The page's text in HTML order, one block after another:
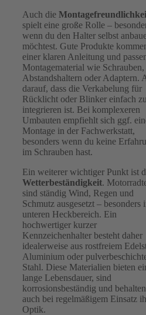
Auch die
spielt eine große Rolle –
wenn du den Halter selbst
möchtest. Gute Produkte
einer klaren Anleitung und
Montagematerial wie Schrauben,
Abstandshaltern oder Adaptern.
darauf, dass die Verkabelung für
Rücklicht oder Blinker einfach zu
integrieren ist. Bei komplexeren
Umbauten empfiehlt sich ggf.
Montage in der Fachwerkstatt,
besonders wenn du keine
im Schrauben hast.
Ein weiterer wichtiger Punkt ist
Wetterbeständigkeit.
sind ständig Wind, Regen und
Schmutz ausgesetzt – besonders
unteren Heckbereich. Ein
hochwertiger kurzer
Kennzeichenhalter besteht daher
idealerweise aus rostfreiem
Aluminium oder
Stahl. Diese Materialien bieten
lange Lebensdauer, sind
korrosionsbeständig und behalten
auch bei regelmäßigem Einsatz
Optik.